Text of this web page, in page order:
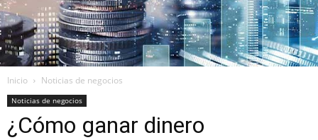
Inicio Noticias de negocios
Noticias de negocios
¿Cómo ganar dinero